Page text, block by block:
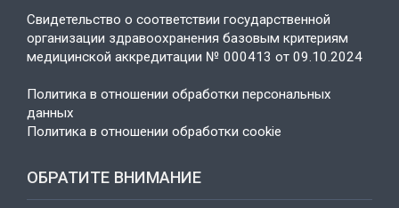
Свидетельство о соответствии государственной
организации здравоохранения базовым критериям
медицинской аккредитации № 000413 от 09.10.2024
Политика в отношении обработки персональных
данных
Политика в отношении обработки cookie
ОБРАТИТЕ ВНИМАНИЕ